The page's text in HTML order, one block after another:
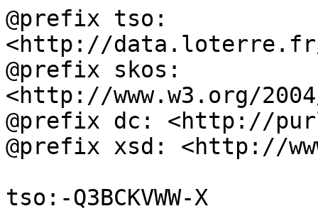
@prefix tso:
<http://data.loterre.fr/
@prefix skos:
<http://www.w3.org/
@prefix dc: <http://
@prefix xsd: <http://
tso:-Q3BCKVWW-X